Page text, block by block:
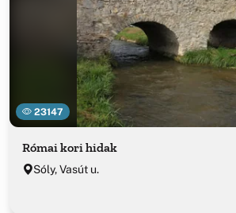
23147
Római kori hidak
Sóly, Vasút u.